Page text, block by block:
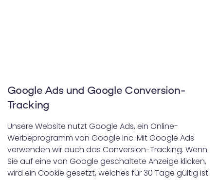
Google Ads und Google Conversion-
Tracking
Unsere Website nutzt Google Ads, ein Online-
Werbeprogramm von Google Inc. Mit Google Ads
verwenden wir auch das Conversion-Tracking. Wenn
Sie auf eine von Google geschaltete Anzeige klicken,
wird ein Cookie gesetzt, welches für 30 Tage gültig ist